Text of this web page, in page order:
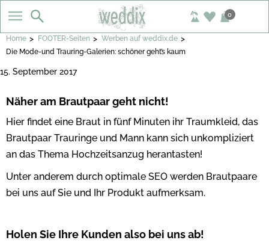
0
Home > FOOTER-Seiten > Werben auf weddix.de >
Die Mode-und Trauring-Galerien: schöner geht’s kaum
15. September 2017
Näher am Brautpaar geht nicht!
Hier findet eine Braut in fünf Minuten ihr Traumkleid, das
Brautpaar Trauringe und Mann kann sich unkompliziert
an das Thema Hochzeitsanzug herantasten!
Unter anderem durch optimale SEO werden Brautpaare
bei uns auf Sie und Ihr Produkt aufmerksam.
Holen Sie Ihre Kunden also bei uns ab!